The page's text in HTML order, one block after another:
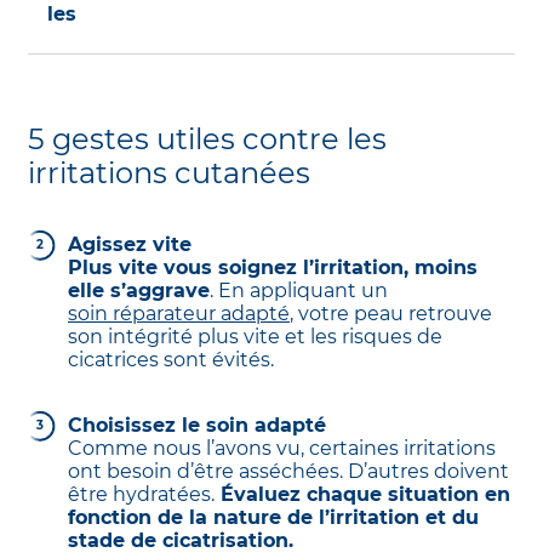
par exemple :
Points de suture après une intervention
chirurgicale
Boutons de varicelle secs
Irritations des bébés en phase de réparation
Irritations liées à des actes esthétiques :
peeling, laser, épilation définitive, tatouage,
Irritations liées à des séances de
radiothérapie
Le bon réflexe
les
Brûlures
Gerçures des lèvres ou des mains, dartres,
Excoriations, c’est-à-dire plaies qui ne
saignent pas mais où les couches
superficielles de l’épiderme sont atteintes
avec un manque de tissu cutané, souvent à
cause du grattage (eczéma, psoriasis,
mycose, urticaire, etc.)
laser abrasif
Le bon réflexe
La peau ne joue plus son rôle barrière. Il est
donc nécessaire de la remplacer le temps de
5 gestes utiles contre les
irritations cutanées
Agissez vite
Plus vite vous soignez l’irritation, moins
elle s’aggrave. En appliquant un
soin réparateur adapté, votre peau retrouve
son intégrité plus vite et les risques de
cicatrices sont évités.
Choisissez le soin adapté
Comme nous l’avons vu, certaines irritations
ont besoin d’être asséchées. D’autres doivent
être hydratées. Évaluez chaque situation en
fonction de la nature de l’irritation et du
stade de cicatrisation.